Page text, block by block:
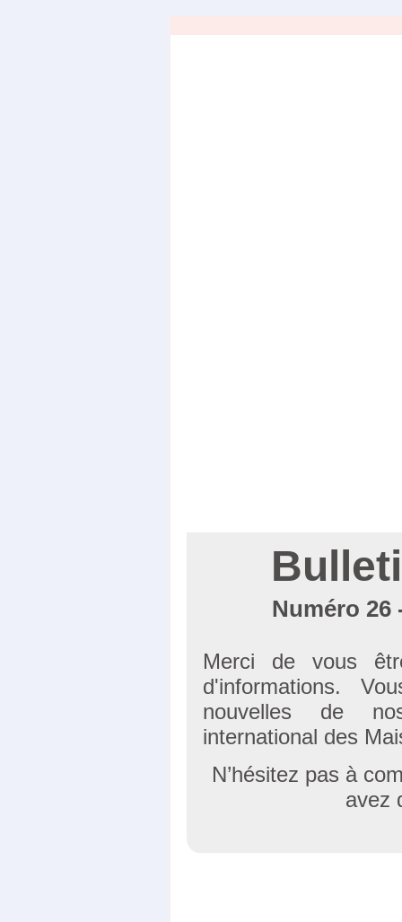
Numéro 26
Merci de vous
d'informations.
nouvelles de
international des
N’hésitez pas à
avez